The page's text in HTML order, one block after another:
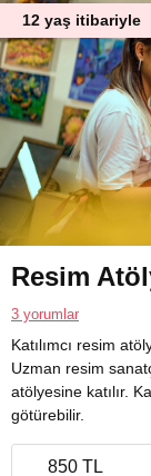
12 yaş itibariyle
Resim
3 yorumlar
Katılımcı resim
Uzman resim
atölyesine katılır.
götürebilir.
850 TL